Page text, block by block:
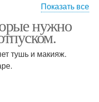
макияжа онлайн
Показать все
нужно
тушь и макияж.